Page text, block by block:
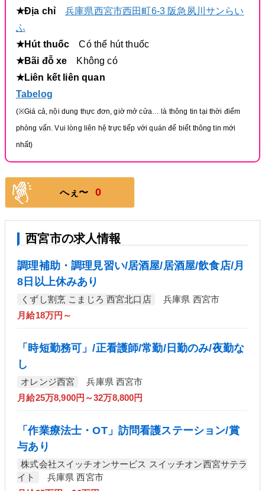
★Địa chỉ
兵庫県西宮市西田町6-3 阪急夙川サンらい
ふ
★Hút thuốc Có thể hút thuốc
★Bãi đỗ xe Không có
★Liên kết liên quan
Tabelog
(※Giá cả, nội dung thực đơn, giờ mở cửa… là thông tin tại thời điểm
phỏng vấn. Vui lòng liên hệ trực tiếp với quán để biết thông tin mới
nhất)
へぇ〜 0
西宮市の求人情報
調理補助・調理見習い/居酒屋/居酒屋/飲食店/月
8日以上休みあり
くずし割烹 こまじろ 西宮北口店
兵庫県 西宮市
月給18万円～
「時短勤務可」/正看護師/常勤/日勤のみ/夜勤な
し
オレンジ西宮
兵庫県 西宮市
月給25万8,900円～32万8,800円
「作業療法士・OT」訪問看護ステーション/賞
与あり
株式会社スイッチオンサービス スイッチオン西宮サテラ
イト
兵庫県 西宮市